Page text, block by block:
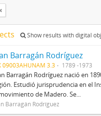
Show results with digital
Barragán Rodríguez
09003AHUNAM 3.3 1789 -1973
Barragán Rodríguez nació en
Estudió jurisprudencia en el
de Madero. Se...
Barragán Rodríguez